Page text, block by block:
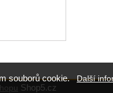
Shop5.cz
souborů cookie.Další